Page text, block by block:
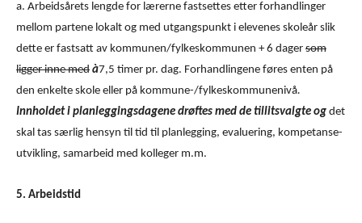
a. Arbeidsårets lengde for lærerne fastsettes etter forhandlinger
mellom partene lokalt og med utgangspunkt i elevenes skoleår slik
dette er fastsatt av kommunen/fylkeskommunen + 6 dager som
ligger inne med à7,5 timer pr. dag. Forhandlingene føres enten på
den enkelte skole eller på kommune-/fylkeskommunenivå.
Innholdet i planleggingsdagene drøftes med de tillitsvalgte og det
skal tas særlig hensyn til tid til planlegging, evaluering, kompetanse­
utvikling, samarbeid med kolleger m.m.
5. Arbeidstid